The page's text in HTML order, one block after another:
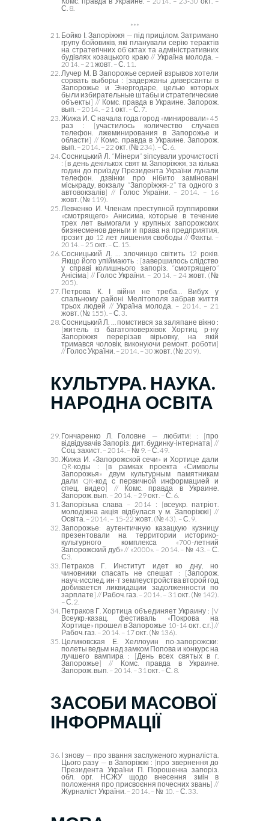
С. 8.
***
Бойко І. Запоріжжя — під прицілом. Затримано
групу бойовиків, які планували серію терактів
на стратегічних об'єктах та адміністративних
будівлях козацького краю // Україна молода. –
2014. – 21 жовт. – С. 11.
Лучер М. В Запорожье серией взрывов хотели
сорвать выборы : [задержаны диверсанты в
Запорожье и Энергодаре, целью которых
были избирательные штабы и стратегические
объекты] // Комс. правда в Украине. Запорож.
вып. – 2014. – 21 окт. – С. 7.
Жижа И. С начала года город «минировали» 45
раз : [участилось количество случаев
телефон. лжеминирования в Запорожье и
области] // Комс. правда в Украине. Запорож.
вып. – 2014. – 22 окт. (№ 234). – С. 6.
Сосницький Л. “Мінери” зіпсували урочистості
: [в день декількох свят м. Запоріжжя, за кілька
годин до приїзду Президента України лунали
телефон. дзвінки про нібито заміновані
міськраду, вокзалу “Запоріжжя-2” та одного з
автовокзалів] // Голос України. – 2014. – 16
жовт. (№ 119).
Левченко И. Членам преступной группировки
«смотрящего» Анисима, которые в течение
трех лет вымогали у крупных запорожских
бизнесменов деньги и права на предприятия,
грозит до 12 лет лишения свободы // Факты. –
2014. – 25 окт. – С. 15.
Сосницький Л. … злочинцю світить 12 років.
Якщо його упіймають : [завершилось слідство
у справі колишнього запоріз. “смотрящего”
Анісіма] // Голос України. – 2014. – 24 жовт. (№
205).
Петрова К. І війни не треба… Вибух у
спальному районі Мелітополя забрав життя
трьох людей // Україна молода. – 2014. – 21
жовт. (№ 155). – С. 3.
Сосницький Л. … помстився за заляпане вікно :
[житель із багатоповерхівок Хортиц. р-ну
Запоріжжя перерізав вірьовку, на якій
тримався чоловік, виконуючи ремонт. роботи]
// Голос України. – 2014. – 30 жовт. (№ 209).
КУЛЬТУРА. НАУКА.
НАРОДНА ОСВІТА
Гончаренко Л. Головне — любити! : [про
відвідувачів Запоріз. дит. будинку-інтерната] //
Соц. захист. – 2014. – № 9. – С. 49.
Жижа И. «Запорожской сечи» и Хортице дали
QR-коды : [в рамках проекта «Символы
Запорожья» двум культурным памятникам
дали QR-код с первичной информацией и
спец. видео] // Комс. правда в Украине.
Запорож. вып. – 2014. – 29 окт. – С. 6.
Запорізька слава – 2014 : [всеукр. патріот.
молодіжна акція відбулася у м. Запоріжжі] //
Освіта. – 2014. – 15-22 жовт. (№ 43). – С. 9.
Запорожье: аутентичную казацкую кузницу
презентовали на территории историко-
культурного комплекса «700-летний
Запорожский дуб» // «2000». – 2014. – № 43. – С.
С3.
Петраков Г. Институт идет ко дну, но
чиновники спасать не спешат : [Запорож.
науч.-исслед. ин-т землеустройства второй год
добивается ликвидации задолженности по
зарплате] // Рабоч. газ. – 2014. – 31 окт. (№ 142).
– С. 2.
Петраков Г. Хортица объединяет Украину : [V
Всеукр.-казац. фестиваль «Покрова на
Хортице» прошел в Запорожье 10-14 окт. с.г.] //
Рабоч. газ. – 2014. – 17 окт. (№ 136).
Целиковская Е. Хеллоуин по-запорожски:
полеты ведьм над замком Попова и конкурс на
лучшего вампира : [День всех святых в г.
Запорожье] // Комс. правда в Украине.
Запорож. вып. – 2014. – 31 окт. – С. 8.
ЗАСОБИ МАСОВОЇ
ІНФОРМАЦІЇ
І знову — про звання заслуженого журналіста.
Цього разу — в Запоріжжі : [про звернення до
Президента України П. Порошенка запоріз.
обл. орг. НСЖУ щодо внесення змін в
положення про присвоєння почесних звань] //
Журналіст України. – 2014. – № 10. – С. 33.